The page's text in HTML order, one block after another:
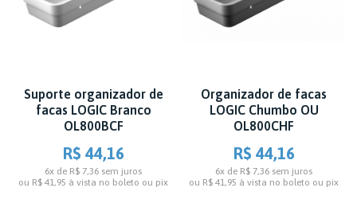
Suporte organizador de
facas LOGIC Branco
OL800BCF
R$ 44,16
6x de R$ 7,36 sem juros
ou R$ 41,95 à vista no boleto ou pix
Organizador de facas
LOGIC Chumbo OU
OL800CHF
R$ 44,16
6x de R$ 7,36 sem juros
ou R$ 41,95 à vista no boleto ou pix